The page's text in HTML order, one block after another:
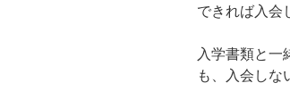
できれば入会
入学書類と一
も、入会し